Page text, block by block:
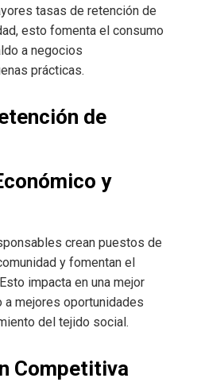
tasas de retención de
esto fomenta el consumo
a negocios
prácticas.
de
y
crean puestos de
y fomentan el
impacta en una mejor
a mejores oportunidades
del tejido social.
Competitiva